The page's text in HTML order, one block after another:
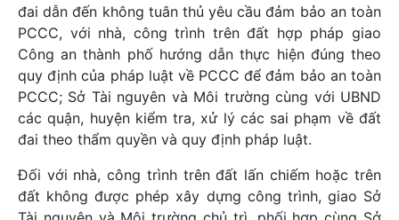
đai dẫn đến không tuân thủ yêu cầu đảm bảo an toàn
PCCC, với nhà, công trình trên đất hợp pháp giao
Công an thành phố hướng dẫn thực hiện đúng theo
quy định của pháp luật về PCCC để đảm bảo an toàn
PCCC; Sở Tài nguyên và Môi trường cùng với UBND
các quận, huyện kiểm tra, xử lý các sai phạm về đất
đai theo thẩm quyền và quy định pháp luật.
Đối với nhà, công trình trên đất lấn chiếm hoặc trên
đất không được phép xây dựng công trình, giao Sở